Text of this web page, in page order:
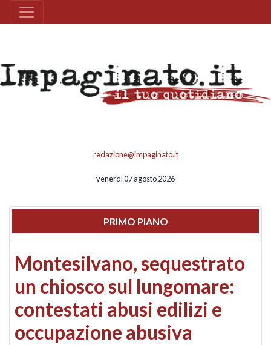
redazione@impaginato.it
venerdì 07 agosto 2026
PRIMO PIANO
Montesilvano, sequestrato
un chiosco sul lungomare:
contestati abusi edilizi e
occupazione abusiva